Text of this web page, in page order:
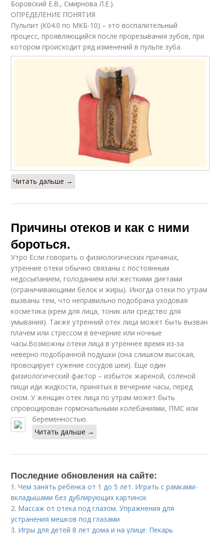
Боровский Е.В., Смирнова Л.Е.).
ОПРЕДЕЛЕНИЕ ПОНЯТИЯ
Пульпит (К04.0 по МКБ-10) – это воспалительный
процесс, проявляющийся после прорезывания зубов, при
котором происходит ряд изменений в пульпе зуба.
Читать дальше →
Причины отеков и как с ними
бороться.
Утро Если говорить о физиологических причинах,
утренние отеки обычно связаны с постоянным
недосыпанием, голоданием или жесткими диетами
(ограничивающими белок и жиры). Иногда отеки по утрам
вызваны тем, что неправильно подобрана уходовая
косметика (крем для лица, тоник или средство для
умывания). Также утренний отек лица может быть вызван
плачем или стрессом в вечерние или ночные
часы.Возможны отеки лица в утреннее время из-за
неверно подобранной подушки (она слишком высокая,
провоцирует сужение сосудов шеи). Еще один
физиологический фактор – избыток жареной, соленой
пищи иди жидкости, принятых в вечерние часы, перед
сном. У женщин отек лица по утрам может быть
спровоцирован гормональными колебаниями, ПМС или
беременностью.
Читать дальше →
Последние обновления на сайте:
1.Чем занять ребенка от 1 до 5 лет. Играть с рамками-
вкладышами без дублирующих картинок
2. Массаж от отека под глазом. Упражнения для
устранения мешков под глазами
3. Игры для детей 8 лет дома и на улице. Пекарь